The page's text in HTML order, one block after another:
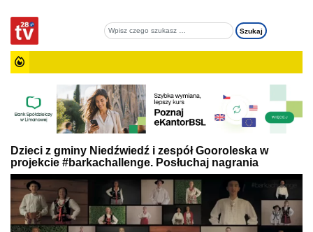
Dzieci z gminy Niedźwiedź i zespół Gooroleska w
projekcie #barkachallenge. Posłuchaj nagrania